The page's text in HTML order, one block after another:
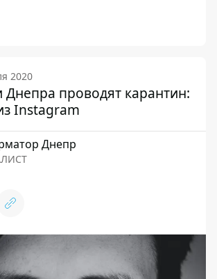
2020
Днепра проводят карантин:
Instagram
Днепр